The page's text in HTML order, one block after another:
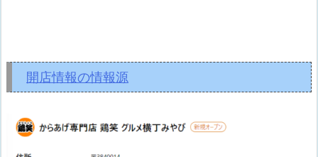
開店情報の情報源